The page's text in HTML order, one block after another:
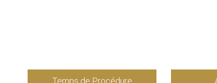
Temps de Procédure